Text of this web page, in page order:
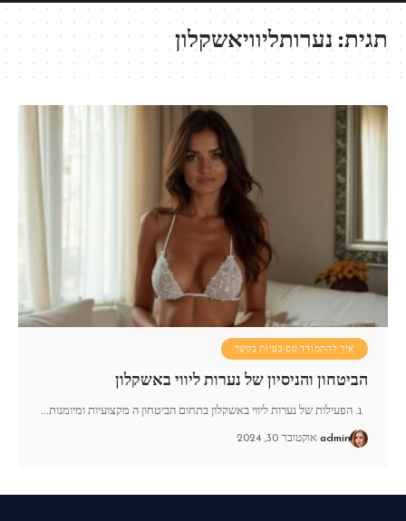
תגית:נערותליוויאשקלון
איך להתמודד עם בעיות בקשר
הביטחון והניסיון של נערות ליווי באשקלון
…
admin אוקטובר 30, 2024